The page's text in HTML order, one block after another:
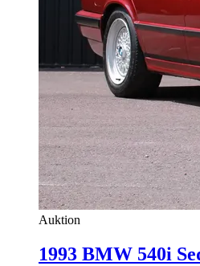
Auktion
1993 BMW 540i